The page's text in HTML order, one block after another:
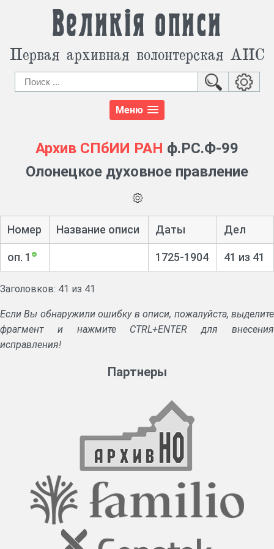
Великія описи
Первая архивная волонтерская АИС
Меню
Архив СПбИИ РАН ф.РС.Ф-99
Олонецкое духовное правление
Номер Название описи Даты Дел
оп. 1 1725-1904 41 из 41
Заголовков: 41 из 41
Если Вы обнаружили ошибку в описи, пожалуйста, выделите
фрагмент и нажмите CTRL+ENTER для внесения
исправления!
Партнеры